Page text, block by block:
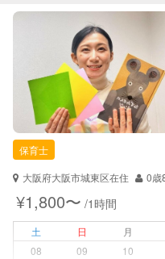
定期予約 可
お子様の撮影
（定期特典）
特徴 料金 レビュ
サポートの特徴
資格
企
保
病児対応
保育士
大阪府大阪市城東区在住
0歳
¥1,800〜 /1時間
土 日 月
08
09 10